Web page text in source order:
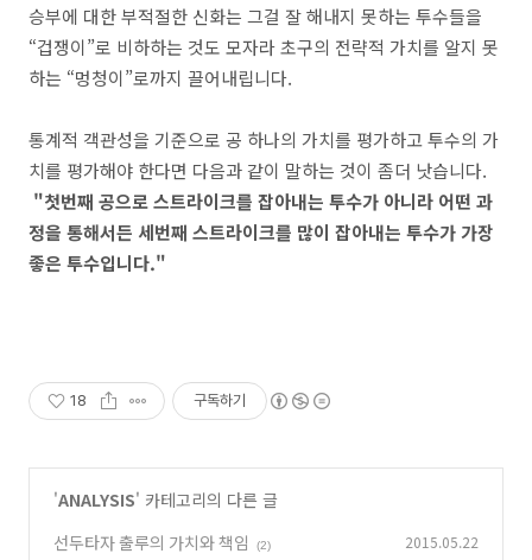
승부에 대한 부적절한 신화는 그걸 잘 해내지 못하는 투수들을
“겁쟁이”로 비하하는 것도 모자라 초구의 전략적 가치를 알지 못
하는 “멍청이”로까지 끌어내립니다.
통계적 객관성을 기준으로 공 하나의 가치를 평가하고 투수의 가
치를 평가해야 한다면 다음과 같이 말하는 것이 좀더 낫습니다.
"첫번째 공으로 스트라이크를 잡아내는 투수가 아니라 어떤 과
정을 통해서든 세번째 스트라이크를 많이 잡아내는 투수가 가장
좋은 투수입니다."
18 구독하기
'ANALYSIS' 카테고리의 다른 글
선두타자 출루의 가치와 책임
(2) 2015.05.22